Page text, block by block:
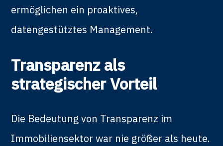
ermöglichen ein proaktives,
datengestütztes Management.
Transparenz als
strategischer Vorteil
Die Bedeutung von Transparenz im
Immobiliensektor war nie größer als heute.